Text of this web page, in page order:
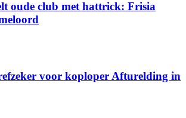
oude club met hattrick: Frisia
voor koploper Afturelding in